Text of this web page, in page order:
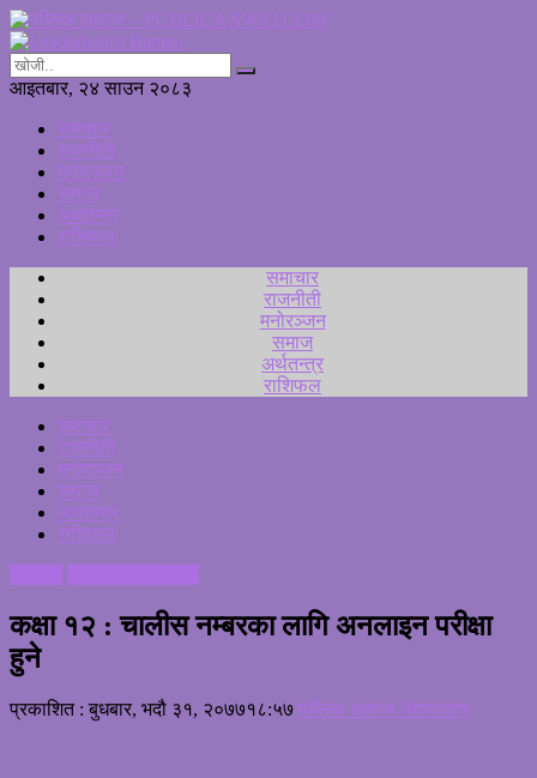
आइतबार, २४ साउन २०८३
समाचार
राजनीती
मनोरञ्जन
समाज
अर्थतन्त्र
राशिफल
समाचार
राजनीती
मनोरञ्जन
समाज
अर्थतन्त्र
राशिफल
समाचार
राजनीती
मनोरञ्जन
समाज
अर्थतन्त्र
राशिफल
कक्षा १२ : चालीस नम्बरका लागि अनलाइन परीक्षा
हुने
प्रकाशित : बुधबार, भदौ ३१, २०७७१८:५७ पब्लिक आवाज /संवाददाता